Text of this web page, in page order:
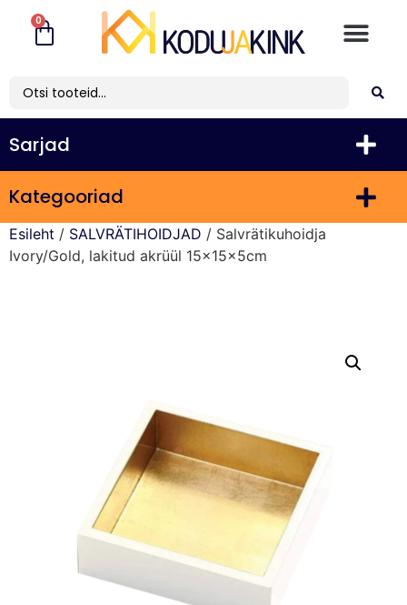
0
Sarjad
Kategooriad
Esileht / SALVRÄTIHOIDJAD / Salvrätikuhoidja
Ivory/Gold, lakitud akrüül 15x15x5cm